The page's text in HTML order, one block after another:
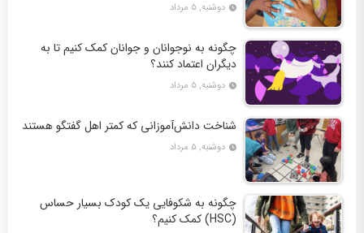
دوشنبه, ۵ مرداد
چگونه به نوجوانان و جوانان کمک کنیم تا به
دیگران اعتماد کنند؟
دوشنبه, ۵ مرداد
شناخت دانش‌آموزانی که کمتر اهل گفتگو هستند
دوشنبه, ۵ مرداد
چگونه به شکوفایی یک کودک بسیار حساس
(HSC) کمک کنیم؟